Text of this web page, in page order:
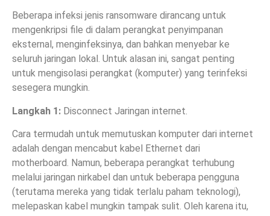
Beberapa infeksi jenis ransomware dirancang untuk
mengenkripsi file di dalam perangkat penyimpanan
eksternal, menginfeksinya, dan bahkan menyebar ke
seluruh jaringan lokal. Untuk alasan ini, sangat penting
untuk mengisolasi perangkat (komputer) yang terinfeksi
sesegera mungkin.
Langkah 1: Disconnect Jaringan internet.
Cara termudah untuk memutuskan komputer dari internet
adalah dengan mencabut kabel Ethernet dari
motherboard. Namun, beberapa perangkat terhubung
melalui jaringan nirkabel dan untuk beberapa pengguna
(terutama mereka yang tidak terlalu paham teknologi),
melepaskan kabel mungkin tampak sulit. Oleh karena itu,